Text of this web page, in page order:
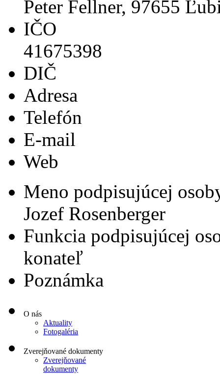
Peter Fellner, 97655
IČO
41675398
DIČ
Adresa
Telefón
E-mail
Web
Meno podpisujúcej
Jozef Rosenberger
Funkcia podpisujúcej
konateľ
Poznámka
O nás
Aktuality
Fotogaléria
Zverejňované dokumenty
Zverejňované
dokumenty